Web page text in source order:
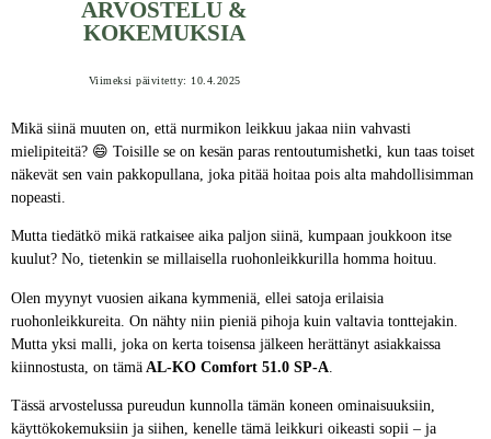
ARVOSTELU &
KOKEMUKSIA
Viimeksi päivitetty: 10.4.2025
Mikä siinä muuten on, että nurmikon leikkuu jakaa niin vahvasti
mielipiteitä? 😄 Toisille se on kesän paras rentoutumishetki, kun taas toiset
näkevät sen vain pakkopullana, joka pitää hoitaa pois alta mahdollisimman
nopeasti.
Mutta tiedätkö mikä ratkaisee aika paljon siinä, kumpaan joukkoon itse
kuulut? No, tietenkin se millaisella ruohonleikkurilla homma hoituu.
Olen myynyt vuosien aikana kymmeniä, ellei satoja erilaisia
ruohonleikkureita. On nähty niin pieniä pihoja kuin valtavia tonttejakin.
Mutta yksi malli, joka on kerta toisensa jälkeen herättänyt asiakkaissa
kiinnostusta, on tämä AL-KO Comfort 51.0 SP-A
Tässä arvostelussa pureudun kunnolla tämän koneen ominaisuuksiin,
käyttökokemuksiin ja siihen, kenelle tämä leikkuri oikeasti sopii – ja